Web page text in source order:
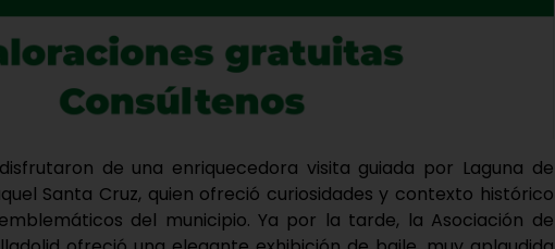
de una enriquecedora visita guiada por Laguna de
Santa Cruz, quien ofreció curiosidades y contexto histórico
del municipio. Ya por la tarde, la Asociación de